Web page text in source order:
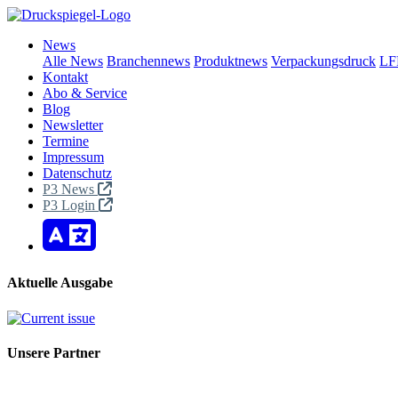
News
Alle News Branchennews Produktnews Verpackungsdruck
Kontakt
Abo & Service
Blog
Newsletter
Termine
Impressum
Datenschutz
P3 News
P3 Login
Aktuelle Ausgabe
Unsere Partner